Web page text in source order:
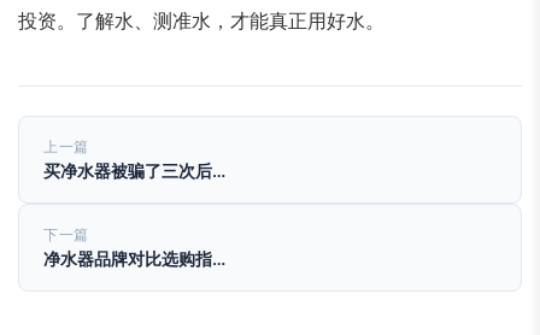
投资。了解水、测准水，才能真正用好水。
上一篇
买净水器被骗了三次后…
下一篇
净水器品牌对比选购指…